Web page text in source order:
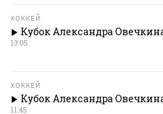
ХОККЕЙ
Кубок Александра
13:05
ХОККЕЙ
Кубок Александра
11:45